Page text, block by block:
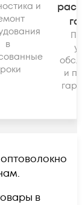
и
в
и
в